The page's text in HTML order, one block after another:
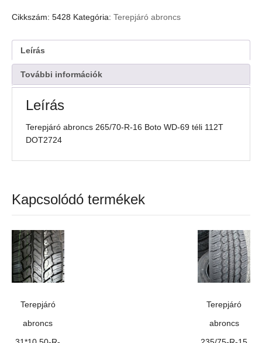
R-
WD-
69
téli
112T
mennyiség
Cikkszám: 5428 Kategória: Terepjáró abroncs
Leírás
További információk
Leírás
Terepjáró abroncs 265/70-R-16 Boto WD-69 téli 112T
DOT2724
Kapcsolódó termékek
Terepjáró
abroncs
Terepjáró
abroncs